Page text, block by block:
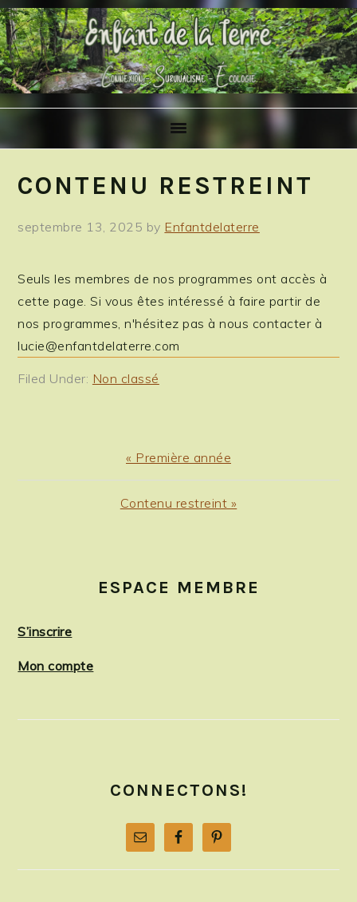
Skip
to
primary
navigation
Skip
to
main
content
Skip
to
primary
sidebar
CONTENU RESTREINT
septembre 13, 2025 by Enfantdelaterre
Seuls les membres de nos programmes ont accès à
cette page. Si vous êtes intéressé à faire partir de
nos programmes, n'hésitez pas à nous contacter à
lucie@enfantdelaterre.com
Filed Under: Non classé
Previous
Post:
« Première année
Next
Contenu restreint »
SIDEBARESPACE MEMBRE
S’inscrire
Mon compte
CONNECTONS!